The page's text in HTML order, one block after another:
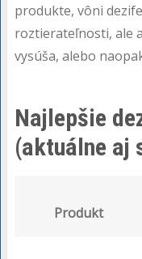
produkte, vôni
roztierateľnosti, ale
vysúša, alebo
Najlepšie
(aktuálne aj
Produkt